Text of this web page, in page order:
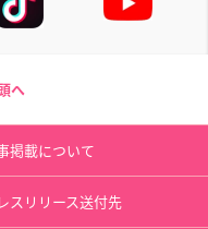
へ
掲載について
スリリース送付先